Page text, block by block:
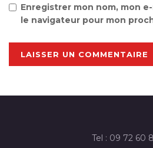
Enregistrer mon nom, mon
le navigateur pour mon
Tel : 09 72 60